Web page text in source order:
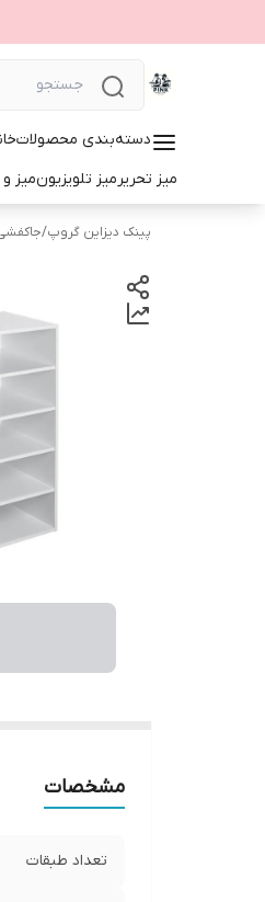
دسته‌بندی محصولات
میز تحریرمیز تلویزیونمیز
پینک دیزاین گروپ/
مشخصات
تعداد طبقات